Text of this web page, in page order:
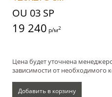
OU 03 SP
19 240 р/м2
Цена будет уточнена
зависимости от необходимого
Добавить в корзину